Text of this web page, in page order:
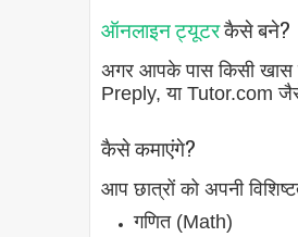
ऑनलाइन ट्यूटरकैसे बने?
अगर आपके पास किसी खास
Preply, या Tutor.com
कैसे कमाएंगे?
आप छात्रों को अपनी
गणित (Math)